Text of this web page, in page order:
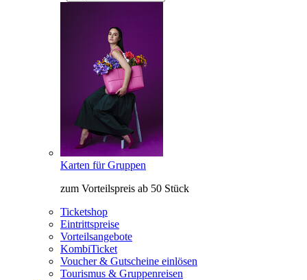
Karten für Gruppen
zum Vorteilspreis ab 50 Stück
Ticketshop
Eintrittspreise
Vorteilsangebote
KombiTicket
Voucher & Gutscheine einlösen
Tourismus & Gruppenreisen